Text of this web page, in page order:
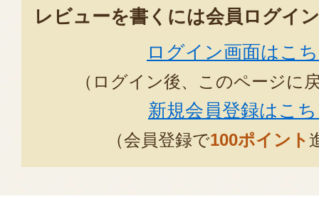
レビューを書くには会員ログイ
ログイン画面はこ
（ログイン後、このページに
新規会員登録はこ
（会員登録で100ポイント